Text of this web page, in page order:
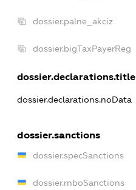
dossier.palne_akciz
dossier.bigTaxPayerReg
dossier.declarations.title
dossier.declarations.noData
dossier.sanctions
dossier.specSanctions
dossier.rnboSanctions